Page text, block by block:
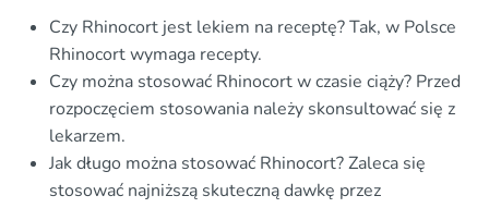
Czy Rhinocort jest lekiem na receptę? Tak, w Polsce
Rhinocort wymaga recepty.
Czy można stosować Rhinocort w czasie ciąży? Przed
rozpoczęciem stosowania należy skonsultować się z
lekarzem.
Jak długo można stosować Rhinocort? Zaleca się
stosować najniższą skuteczną dawkę przez